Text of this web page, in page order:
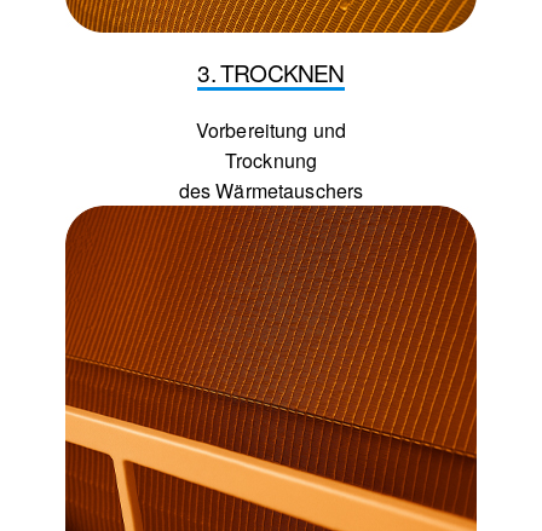
3. TROCKNEN
Vorbereitung und
Trocknung
des Wärmetauschers